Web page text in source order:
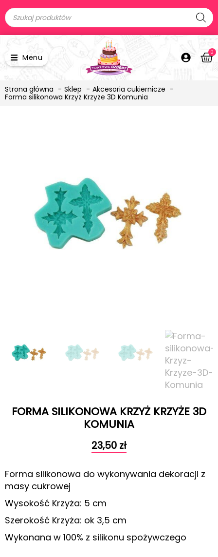
Menu
0
Strona główna Sklep
Akcesoria cukiernicze
Forma silikonowa Krzyż Krzyże 3D Komunia
FORMA SILIKONOWA KRZYŻ KRZYŻE 3D
KOMUNIA
23,50 zł
Forma silikonowa do wykonywania dekoracji z
masy cukrowej
Wysokość Krzyża: 5 cm
Szerokość Krzyża: ok 3,5 cm
Wykonana w 100% z silikonu spożywczego